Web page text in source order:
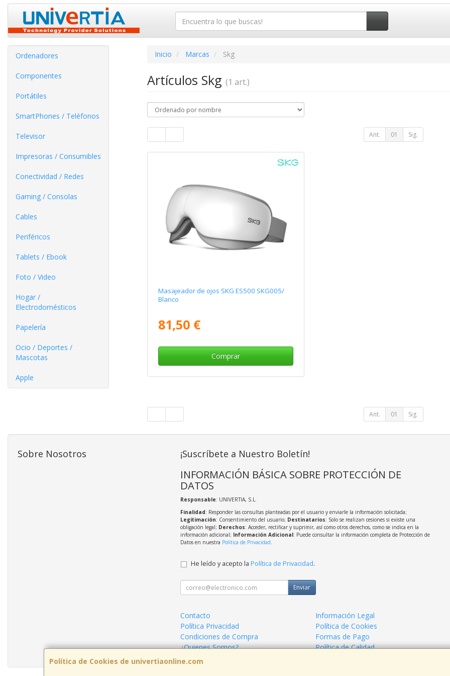
Ordenadores
Componentes
Portátiles
SmartPhones / Teléfonos
Televisor
Impresoras / Consumibles
Conectividad / Redes
Gaming / Consolas
Cables
Periféricos
Tablets / Ebook
Foto / Video
Hogar /
Electrodomésticos
Papelería
Ocio / Deportes /
Mascotas
Apple
Inicio Marcas Skg
Artículos Skg (1 art.)
Ant. 01 Sig.
Masajeador de ojos SKG ES500 SKG005/
Blanco
81,50 €
Comprar
Ant. 01 Sig.
Política de Cookies de univertiaonline.com
Sobre Nosotros ¡Suscríbete a Nuestro Boletín!
INFORMACIÓN BÁSICA SOBRE PROTECCIÓN DE
DATOS
Responsable: UNIVERTIA, S.L.
Finalidad: Responder las consultas planteadas por el usuario y enviarle la información solicitada;
Legitimación: Consentimiento del usuario; Destinatarios: Solo se realizan cesiones si existe una
obligación legal; Derechos: Acceder, rectificar y suprimir, así como otros derechos, como se indica en la
información adicional; Información Adicional: Puede consultar la información completa de Protección de
Datos en nuestra Política de Privacidad.
He leído y acepto la Política de Privacidad.
Enviar
Contacto
Información Legal
Política Privacidad
Política de Cookies
Condiciones de Compra
Formas de Pago
¿Quienes Somos?
Política de Calidad